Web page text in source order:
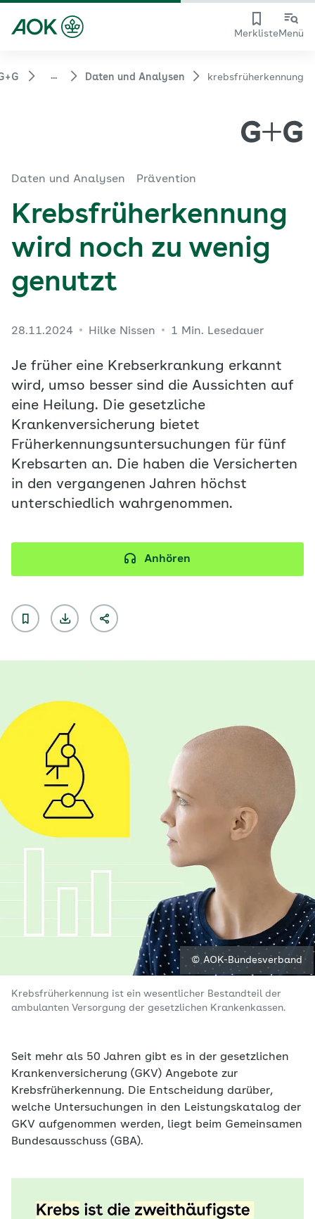
MerklisteMenü
... Daten und Analysen krebsfrüherkennung
Daten und Analysen Prävention
Krebsfrüherkennung
wird noch zu wenig
genutzt
28.11.2024 Hilke Nissen 1 Min. Lesedauer
Je früher eine Krebserkrankung erkannt
wird, umso besser sind die Aussichten auf
eine Heilung. Die gesetzliche
Krankenversicherung bietet
Früherkennungsuntersuchungen für fünf
Krebsarten an. Die haben die Versicherten
in den vergangenen Jahren höchst
unterschiedlich wahrgenommen.
Anhören
© AOK-Bundesverband
Krebsfrüherkennung ist ein wesentlicher Bestandteil der
ambulanten Versorgung der gesetzlichen Krankenkassen.
Seit mehr als 50 Jahren gibt es in der gesetzlichen
Krankenversicherung (GKV) Angebote zur
Krebsfrüherkennung. Die Entscheidung darüber,
welche Untersuchungen in den Leistungskatalog der
GKV aufgenommen werden, liegt beim Gemeinsamen
Bundesausschuss (GBA).